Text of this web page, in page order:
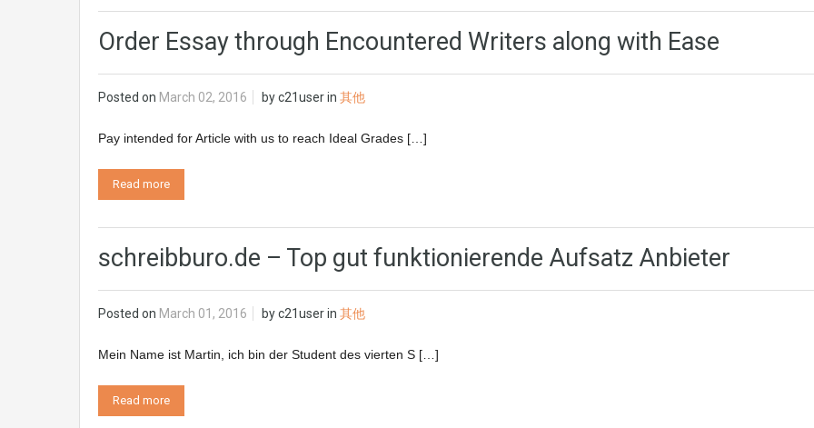
Order Essay through Encountered Writers along with Ease
Posted on March 02, 2016 byc21userin 其他
Pay intended for Article with us to reach Ideal Grades […]
Read more
schreibburo.de – Top gut funktionierende Aufsatz Anbieter
Posted on March 01, 2016 byc21userin 其他
Mein Name ist Martin, ich bin der Student des vierten S […]
Read more